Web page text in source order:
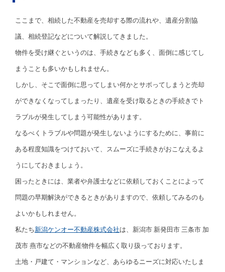
ここまで、相続した不動産を売却する際の流れや、遺産分割協
議、相続登記などについて解説してきました。
物件を受け継ぐというのは、手続きなども多く、面倒に感じてし
まうことも多いかもしれません。
しかし、そこで面倒に思ってしまい何かとサボってしまうと売却
ができなくなってしまったり、遺産を受け取るときの手続きでト
ラブルが発生してしまう可能性があります。
なるべくトラブルや問題が発生しないようにするために、事前に
ある程度知識をつけておいて、スムーズに手続きがおこなえるよ
うにしておきましょう。
困ったときには、業者や弁護士などに依頼しておくことによって
問題の早期解決ができるときがありますので、依頼してみるのも
よいかもしれません。
私たち新潟ケンオー不動産株式会社は、新潟市 新発田市 三条市 加
茂市 燕市などの不動産物件を幅広く取り扱っております。
土地・戸建て・マンションなど、あらゆるニーズに対応いたしま